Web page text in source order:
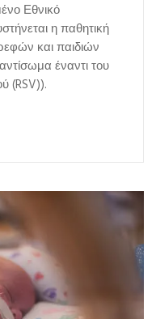
Εθνικό
η παθητική
και παιδιών
έναντι του
(RSV)).